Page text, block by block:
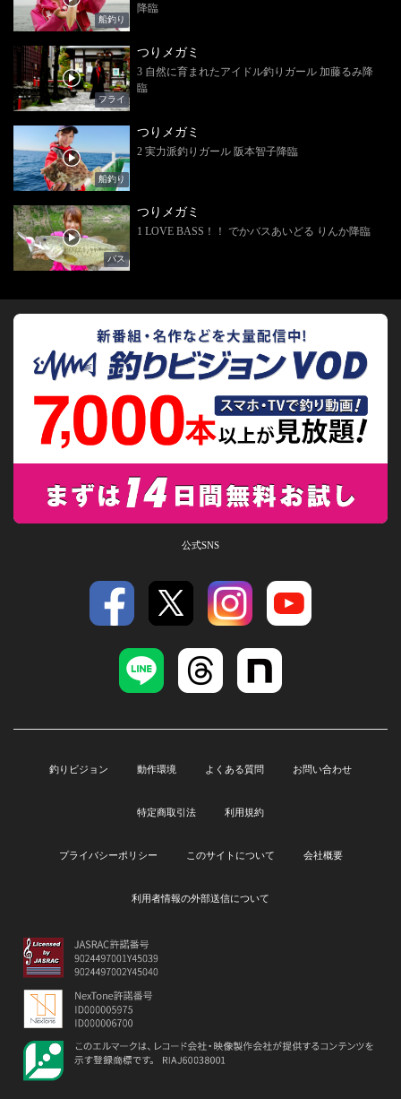
船釣り
降臨
フライ
つりメガミ
3 自然に育まれたアイドル釣りガール 加藤るみ降
臨
船釣り
つりメガミ
2 実力派釣りガール 阪本智子降臨
バス
つりメガミ
1 LOVE BASS！！ でかバスあいどる りんか降臨
公式SNS
釣りビジョン 動作環境 よくある質問 お問い合わせ
特定商取引法 利用規約
プライバシーポリシー このサイトについて 会社概要
利用者情報の外部送信について